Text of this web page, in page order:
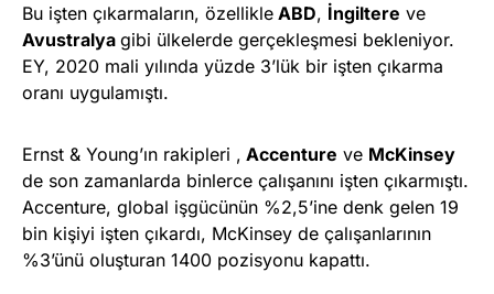
Bu işten çıkarmaların, özellikle ABD, İngiltere ve
Avustralya gibi ülkelerde gerçekleşmesi bekleniyor.
EY, 2020 mali yılında yüzde 3’lük bir işten çıkarma
oranı uygulamıştı.
Ernst & Young’ın rakipleri , Accenture ve McKinsey
de son zamanlarda binlerce çalışanını işten çıkarmıştı.
Accenture, global işgücünün %2,5’ine denk gelen 19
bin kişiyi işten çıkardı, McKinsey de çalışanlarının
%3’ünü oluşturan 1400 pozisyonu kapattı.